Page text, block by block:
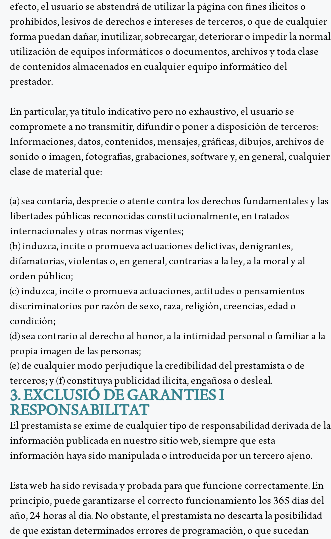
efecto, el usuario se abstendrá de utilizar la página con fines ilícitos o
prohibidos, lesivos de derechos e intereses de terceros, o que de cualquier
forma puedan dañar, inutilizar, sobrecargar, deteriorar o impedir la normal
utilización de equipos informáticos o documentos, archivos y toda clase
de contenidos almacenados en cualquier equipo informático del
prestador.
En particular, ya título indicativo pero no exhaustivo, el usuario se
compromete a no transmitir, difundir o poner a disposición de terceros:
Informaciones, datos, contenidos, mensajes, gráficas, dibujos, archivos de
sonido o imagen, fotografías, grabaciones, software y, en general, cualquier
clase de material que:
(a) sea contaría, desprecie o atente contra los derechos fundamentales y las
libertades públicas reconocidas constitucionalmente, en tratados
internacionales y otras normas vigentes;
(b) induzca, incite o promueva actuaciones delictivas, denigrantes,
difamatorias, violentas o, en general, contrarias a la ley, a la moral y al
orden público;
(c) induzca, incite o promueva actuaciones, actitudes o pensamientos
discriminatorios por razón de sexo, raza, religión, creencias, edad o
condición;
(d) sea contrario al derecho al honor, a la intimidad personal o familiar a la
propia imagen de las personas;
(e) de cualquier modo perjudique la credibilidad del prestamista o de
terceros; y (f) constituya publicidad ilícita, engañosa o desleal.
3. EXCLUSIÓ DE GARANTIES I
RESPONSABILITAT
El prestamista se exime de cualquier tipo de responsabilidad derivada de la
información publicada en nuestro sitio web, siempre que esta
información haya sido manipulada o introducida por un tercero ajeno.
Esta web ha sido revisada y probada para que funcione correctamente. En
principio, puede garantizarse el correcto funcionamiento los 365 días del
año, 24 horas al día. No obstante, el prestamista no descarta la posibilidad
de que existan determinados errores de programación, o que sucedan